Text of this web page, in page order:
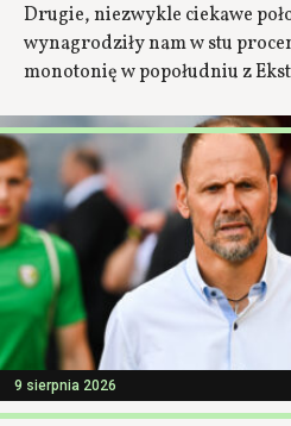
Drugie, niezwykle ciekawe
wynagrodziły nam w stu
monotonię w popołudniu z
9 sierpnia 2026